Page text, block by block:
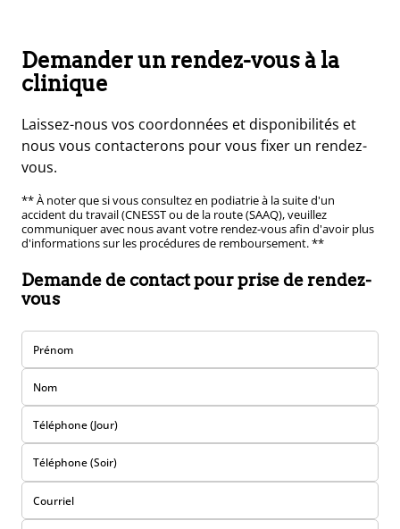
Demander un rendez-vous à la
clinique
Laissez-nous vos coordonnées et disponibilités et
nous vous contacterons pour vous fixer un rendez-
vous.
** À noter que si vous consultez en podiatrie à la suite d'un
accident du travail (CNESST ou de la route (SAAQ), veuillez
communiquer avec nous avant votre rendez-vous afin d'avoir plus
d'informations sur les procédures de remboursement. **
Demande de contact pour prise de rendez-
vous
Prénom
Nom
Téléphone (Jour)
Téléphone (Soir)
Courriel